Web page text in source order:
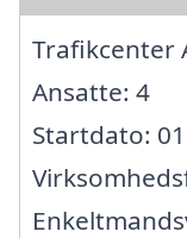
Trafikcenter
Ansatte: 4
Startdato: